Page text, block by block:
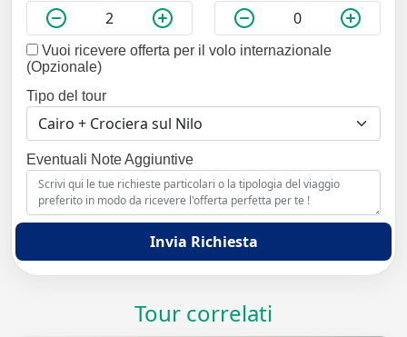
Vuoi ricevere offerta per il volo internazionale
(Opzionale)
Tipo del tour
Eventuali Note Aggiuntive
Invia Richiesta
Tour correlati